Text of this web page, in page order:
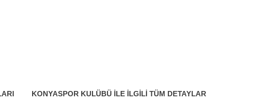
KONYASPOR KULÜBÜ ILE İLGILI TÜM DETAYLAR